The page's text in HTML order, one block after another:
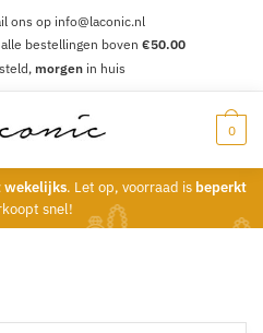
ons op info@laconic.nl
bestellingen boven €50.00
morgen in huis
0
wekelijks. Let op, voorraad is beperkt
snel!